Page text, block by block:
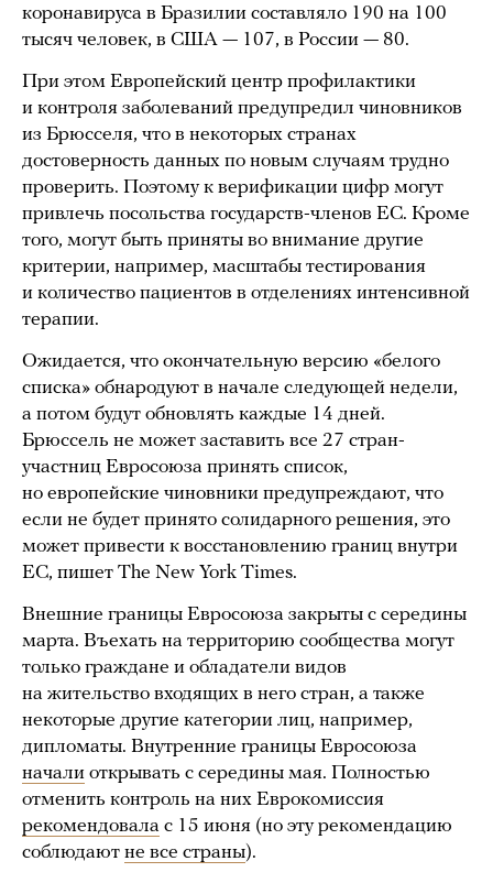
коронавируса в Бразилии составляло 190 на 100
тысяч человек, в США — 107, в России — 80.
При этом Европейский центр профилактики
и контроля заболеваний предупредил чиновников
из Брюсселя, что в некоторых странах
достоверность данных по новым случаям трудно
проверить. Поэтому к верификации цифр могут
привлечь посольства государств-членов ЕС. Кроме
того, могут быть приняты во внимание другие
критерии, например, масштабы тестирования
и количество пациентов в отделениях интенсивной
терапии.
Ожидается, что окончательную версию «белого
списка» обнародуют в начале следующей недели,
а потом будут обновлять каждые 14 дней.
Брюссель не может заставить все 27 стран-
участниц Евросоюза принять список,
но европейские чиновники предупреждают, что
если не будет принято солидарного решения, это
может привести к восстановлению границ внутри
ЕС, пишет The New York Times.
Внешние границы Евросоюза закрыты с середины
марта. Въехать на территорию сообщества могут
только граждане и обладатели видов
на жительство входящих в него стран, а также
некоторые другие категории лиц, например,
дипломаты. Внутренние границы Евросоюза
начали открывать с середины мая. Полностью
отменить контроль на них Еврокомиссия
рекомендовала с 15 июня (но эту рекомендацию
соблюдают не все страны).